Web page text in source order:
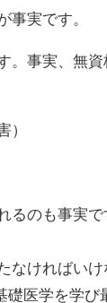
事実です。
。事実、無
）
るのも事実
なければいけ
医学を学